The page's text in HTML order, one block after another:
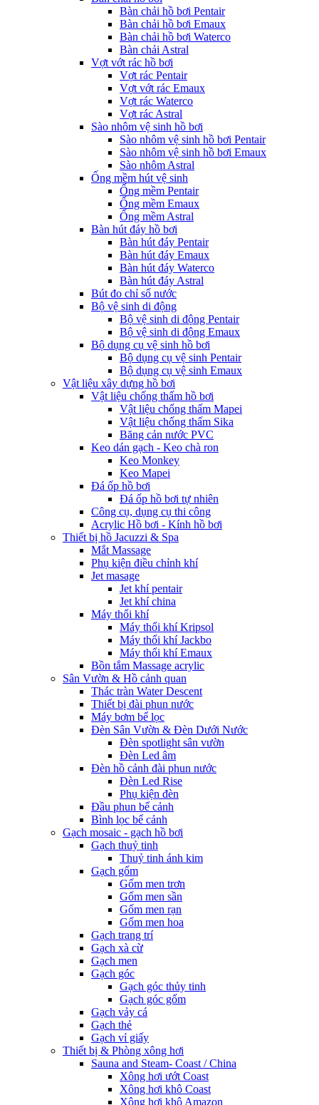
Bàn chải hồ bơi Pentair
Bàn chải hồ bơi Emaux
Bàn chải hồ bơi Waterco
Bàn chải Astral
Vợt vớt rác hồ bơi
Vợt rác Pentair
Vợt vớt rác Emaux
Vợt rác Waterco
Vợt rác Astral
Sào nhôm vệ sinh hồ bơi
Sào nhôm vệ sinh hồ bơi Pentair
Sào nhôm vệ sinh hồ bơi Emaux
Sào nhôm Astral
Ống mềm hút vệ sinh
Ống mềm Pentair
Ống mềm Emaux
Ống mềm Astral
Bàn hút đáy hồ bơi
Bàn hút đáy Pentair
Bàn hút đáy Emaux
Bàn hút đáy Waterco
Bàn hút đáy Astral
Bút đo chỉ số nước
Bộ vệ sinh di động
Bộ vệ sinh di động Pentair
Bộ vệ sinh di động Emaux
Bộ dụng cụ vệ sinh hồ bơi
Bộ dụng cụ vệ sinh Pentair
Bộ dụng cụ vệ sinh Emaux
Vật liệu xây dựng hồ bơi
Vật liệu chống thấm hồ bơi
Vật liệu chống thấm Mapei
Vật liệu chống thấm Sika
Băng cản nước PVC
Keo dán gạch - Keo chà ron
Keo Monkey
Keo Mapei
Đá ốp hồ bơi
Đá ốp hồ bơi tự nhiên
Công cụ, dụng cụ thi công
Acrylic Hồ bơi - Kính hồ bơi
Thiết bị hồ Jacuzzi & Spa
Mắt Massage
Phụ kiện điều chỉnh khí
Jet masage
Jet khí pentair
Jet khí china
Máy thổi khí
Máy thổi khí Kripsol
Máy thổi khí Jackbo
Máy thổi khí Emaux
Bồn tắm Massage acrylic
Sân Vườn & Hồ cảnh quan
Thác tràn Water Descent
Thiết bị đài phun nước
Máy bơm bể lọc
Đèn Sân Vườn & Đèn Dưới Nước
Đèn spotlight sân vườn
Đèn Led âm
Đèn hồ cảnh đài phun nước
Đèn Led Rise
Phụ kiện đèn
Đầu phun bể cảnh
Bình lọc bể cảnh
Gạch mosaic - gạch hồ bơi
Gạch thuỷ tinh
Thuỷ tinh ánh kim
Gạch gốm
Gốm men trơn
Gốm men sần
Gốm men rạn
Gốm men hoa
Gạch trang trí
Gạch xà cừ
Gạch men
Gạch góc
Gạch góc thủy tinh
Gạch góc gốm
Gạch vảy cá
Gạch thẻ
Gạch vỉ giấy
Thiết bị & Phòng xông hơi
Sauna and Steam- Coast / China
Xông hơi ướt Coast
Xông hơi khô Coast
Xông hơi khô Amazon